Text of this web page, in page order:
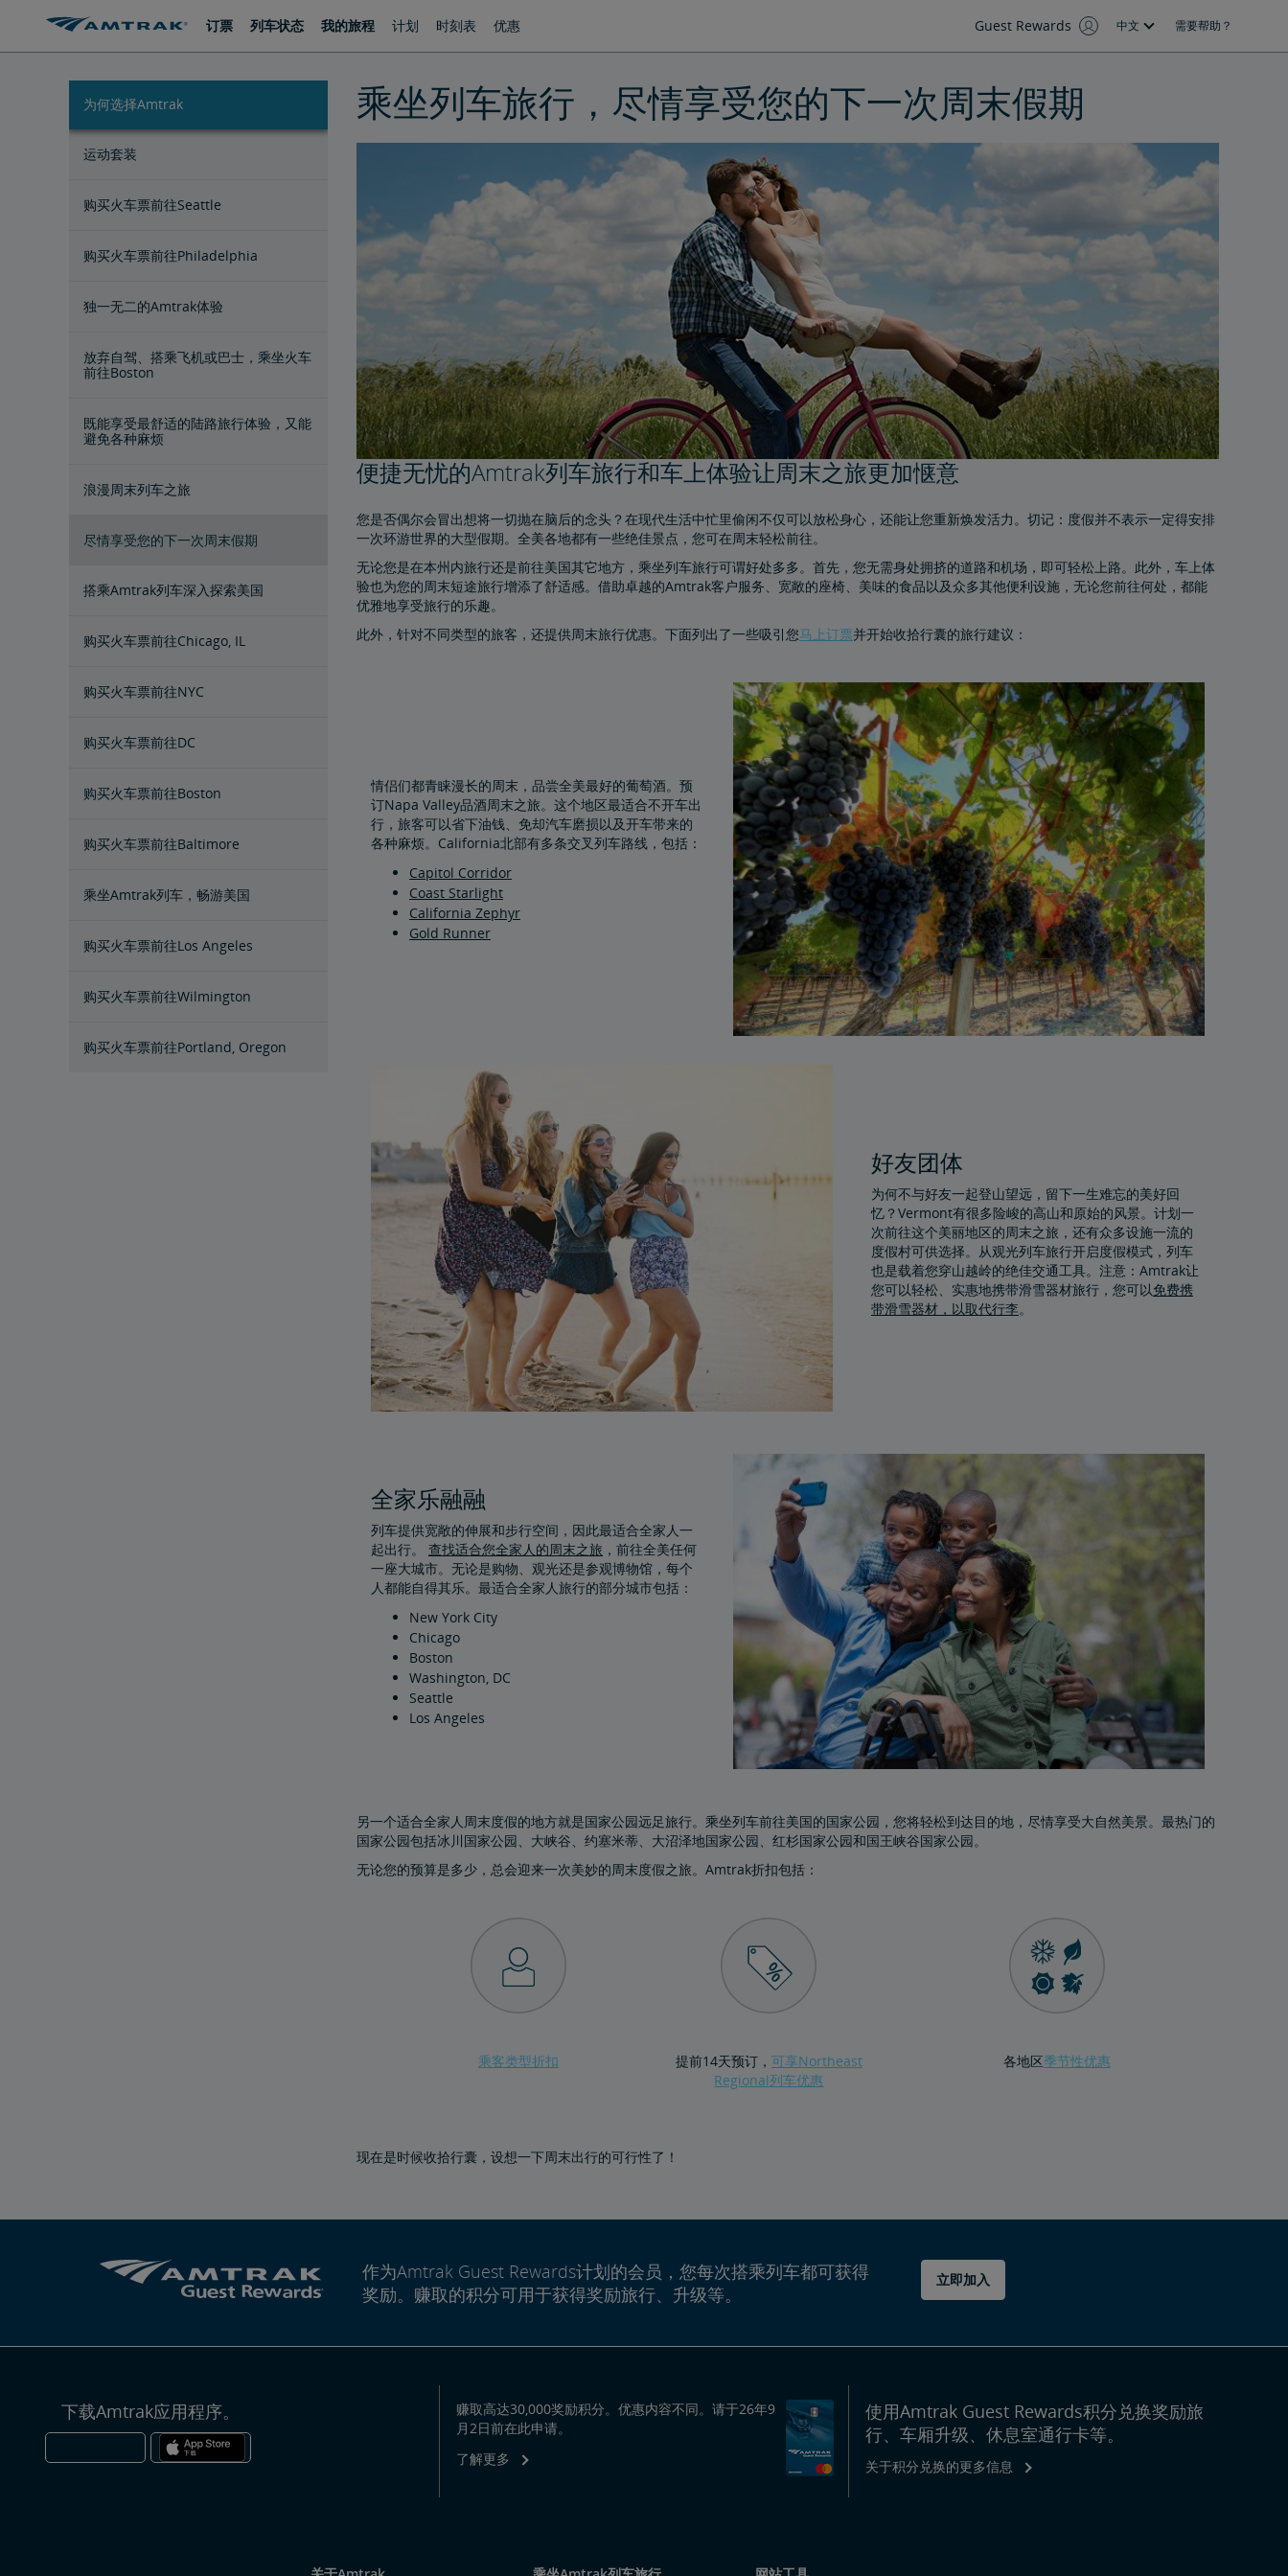
内
导
订票 列车状态 我的旅程 计划 时刻表 优惠 Guest Rewards 中文 需要帮助？
为何选择Amtrak
运动套装
购买火车票前往Seattle
购买火车票前往Philadelphia
独一无二的Amtrak体验
放弃自驾、搭乘飞机或巴士，乘坐火车
前往Boston
既能享受最舒适的陆路旅行体验，又能
避免各种麻烦
浪漫周末列车之旅
尽情享受您的下一次周末假期
搭乘Amtrak列车深入探索美国
购买火车票前往Chicago, IL
购买火车票前往NYC
购买火车票前往DC
购买火车票前往Boston
购买火车票前往Baltimore
乘坐Amtrak列车，畅游美国
购买火车票前往Los Angeles
购买火车票前往Wilmington
购买火车票前往Portland, Oregon
乘坐列车旅行，尽情享受您的下一次周末假期
便捷无忧的Amtrak列车旅行和车上体验让周末之旅更加惬意
您是否偶尔会冒出想将一切抛在脑后的念头？在现代生活中忙里偷闲不仅可以放松身心，还能让您重新焕发活力。切记：度假并不表示一定得安排
一次环游世界的大型假期。全美各地都有一些绝佳景点，您可在周末轻松前往。
无论您是在本州内旅行还是前往美国其它地方，乘坐列车旅行可谓好处多多。首先，您无需身处拥挤的道路和机场，即可轻松上路。此外，车上体
验也为您的周末短途旅行增添了舒适感。借助卓越的Amtrak客户服务、宽敞的座椅、美味的食品以及众多其他便利设施，无论您前往何处，都能
优雅地享受旅行的乐趣。
此外，针对不同类型的旅客，还提供周末旅行优惠。下面列出了一些吸引您马上订票并开始收拾行囊的旅行建议：
情侣们都青睐漫长的周末，品尝全美最好的葡萄酒。预
订Napa Valley品酒周末之旅。这个地区最适合不开车出
行，旅客可以省下油钱、免却汽车磨损以及开车带来的
各种麻烦。California北部有多条交叉列车路线，包括：
Capitol Corridor
Coast Starlight
California Zephyr
Gold Runner
好友团体
为何不与好友一起登山望远，留下一生难忘的美好回
忆？Vermont有很多险峻的高山和原始的风景。计划一
次前往这个美丽地区的周末之旅，还有众多设施一流的
度假村可供选择。从观光列车旅行开启度假模式，列车
也是载着您穿山越岭的绝佳交通工具。注意：Amtrak让
您可以轻松、实惠地携带滑雪器材旅行，您可以免费携
带滑雪器材，以取代行李。
全家乐融融
列车提供宽敞的伸展和步行空间，因此最适合全家人一
起出行。 查找适合您全家人的周末之旅 ，前往全美任何
一座大城市。无论是购物、观光还是参观博物馆，每个
人都能自得其乐。最适合全家人旅行的部分城市包括：
New York City
Chicago
Boston
Washington, DC
Seattle
Los Angeles
另一个适合全家人周末度假的地方就是国家公园远足旅行。乘坐列车前往美国的国家公园，您将轻松到达目的地，尽情享受大自然美景。最热门的
国家公园包括冰川国家公园、大峡谷、约塞米蒂、大沼泽地国家公园、红杉国家公园和国王峡谷国家公园。
无论您的预算是多少，总会迎来一次美妙的周末度假之旅。Amtrak折扣包括：
乘客类型折扣 提前14天预订， 可享Northeast
Regional列车优惠
各地区季节性优惠
现在是时候收拾行囊，设想一下周末出行的可行性了！
作为Amtrak Guest Rewards计划的会员，您每次搭乘列车都可获得
奖励。赚取的积分可用于获得奖励旅行、升级等。
立即加入
下载Amtrak应用程序。
赚取高达30,000奖励积分。优惠内容不同。请于26年9
月2日前在此申请。
了解更多
使用Amtrak Guest Rewards积分兑换奖励旅
行、车厢升级、休息室通行卡等。
关于积分兑换的更多信息